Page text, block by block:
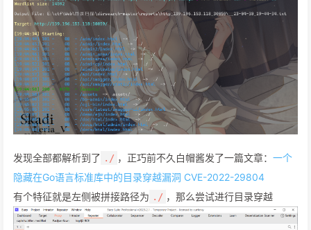
发现全部都解析到了 ./ ，正巧前不久白帽酱发了一篇文章： 一个
隐藏在Go语言标准库中的目录穿越漏洞 CVE-2022-29804
有个特征就是左侧被拼接路径为 ./ ，那么尝试进行目录穿越